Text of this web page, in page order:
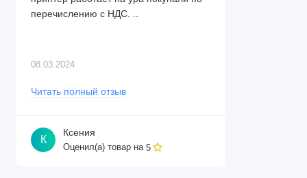
перечислению с НДС. ..
08.03.2024
Читать полный отзыв
К
Ксения
Оценил(а) товар на 5